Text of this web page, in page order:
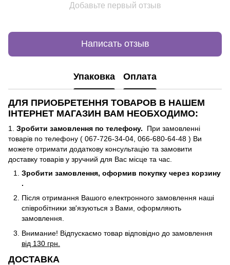
Добавьте первый отзыв
Написать отзыв
Упаковка Оплата
ДЛЯ ПРИОБРЕТЕННЯ ТОВАРОВ В НАШЕМ
ІНТЕРНЕТ МАГАЗИН ВАМ НЕОБХОДИМО:
1. Зробити замовлення по телефону. При замовленні
товарів по телефону ( 067-726-34-04, 066-680-64-48 ) Ви
можете отримати додаткову консультацію та замовити
доставку товарів у зручний для Вас місце та час.
Зробити замовлення, оформив покупку через корзину
.
Після отримання Вашого електронного замовлення наші
співробітники зв'язуються з Вами, оформляють
замовлення.
Внимание! Відпускаємо товар відповідно до замовлення
від 130 грн.
ДОСТАВКА